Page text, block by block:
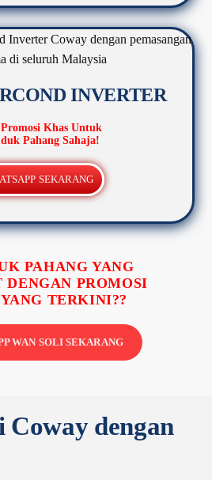
INVERTER
Khas Untuk
Pahang Sahaja!
SEKARANG
PAHANG YANG
DENGAN PROMOSI
TERKINI??
WAN SOLI SEKARANG
Coway dengan